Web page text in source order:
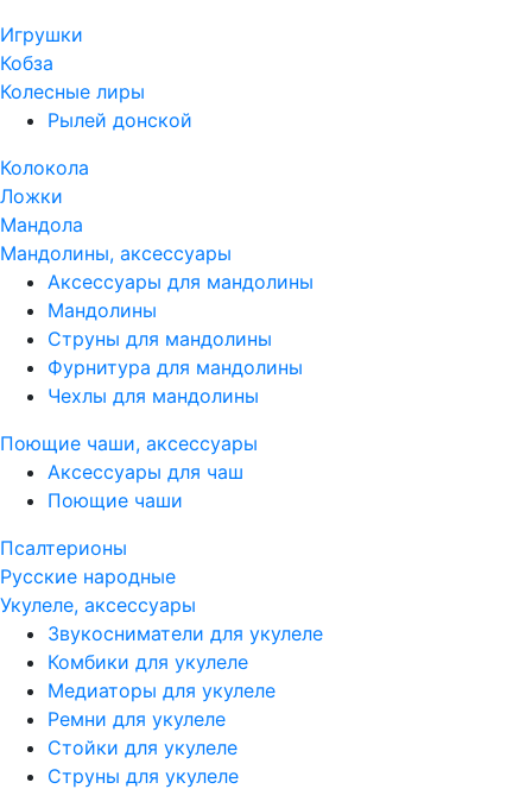
Игрушки
Кобза
Колесные лиры
Рылей донской
Колокола
Ложки
Мандола
Мандолины, аксессуары
Аксессуары для мандолины
Мандолины
Струны для мандолины
Фурнитура для мандолины
Чехлы для мандолины
Поющие чаши, аксессуары
Аксессуары для чаш
Поющие чаши
Псалтерионы
Русские народные
Укулеле, аксессуары
Звукосниматели для укулеле
Комбики для укулеле
Медиаторы для укулеле
Ремни для укулеле
Стойки для укулеле
Струны для укулеле